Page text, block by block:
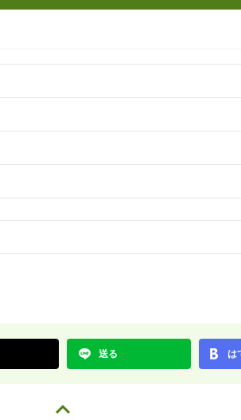
送る は